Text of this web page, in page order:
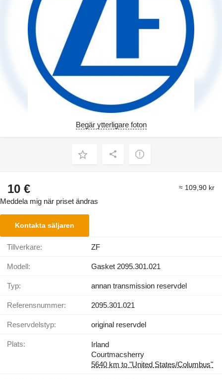
Begär ytterligare foton
10 € ≈ 109,90 kr
Meddela mig när priset ändras
Kontakta säljaren
Tillverkare: ZF
Modell: Gasket 2095.301.021
Typ: annan transmission reservdel
Referensnummer: 2095.301.021
Reservdelstyp: original reservdel
Plats:
Irland
Courtmacsherry
5640 km to "United States/Columbus"